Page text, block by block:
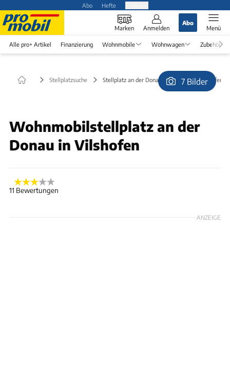
Abo Hefte
Marken Anmelden
Abo
Menü
Alle pro+ Artikel Finanzierung Wohnmobile Wohnwagen Zubehör
Stellplatzsuche Stellplatz an der Donau (kostenlos) in Vilshofen
7 Bilder
Wohnmobilstellplatz an der
Donau in Vilshofen
11 Bewertungen
ANZEIGE